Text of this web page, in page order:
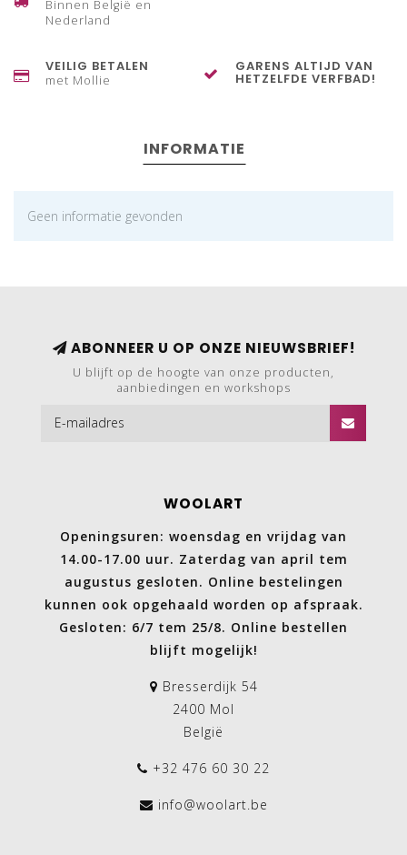
Binnen België en
Nederland
VEILIG BETALEN
met Mollie
GARENS ALTIJD VAN
HETZELFDE VERFBAD!
INFORMATIE
Geen informatie gevonden
ABONNEER U OP ONZE NIEUWSBRIEF!
U blijft op de hoogte van onze producten,
aanbiedingen en workshops
WOOLART
Openingsuren: woensdag en vrijdag van
14.00-17.00 uur. Zaterdag van april tem
augustus gesloten. Online bestelingen
kunnen ook opgehaald worden op afspraak.
Gesloten: 6/7 tem 25/8. Online bestellen
blijft mogelijk!
Bresserdijk 54
2400 Mol
België
+32 476 60 30 22
info@woolart.be